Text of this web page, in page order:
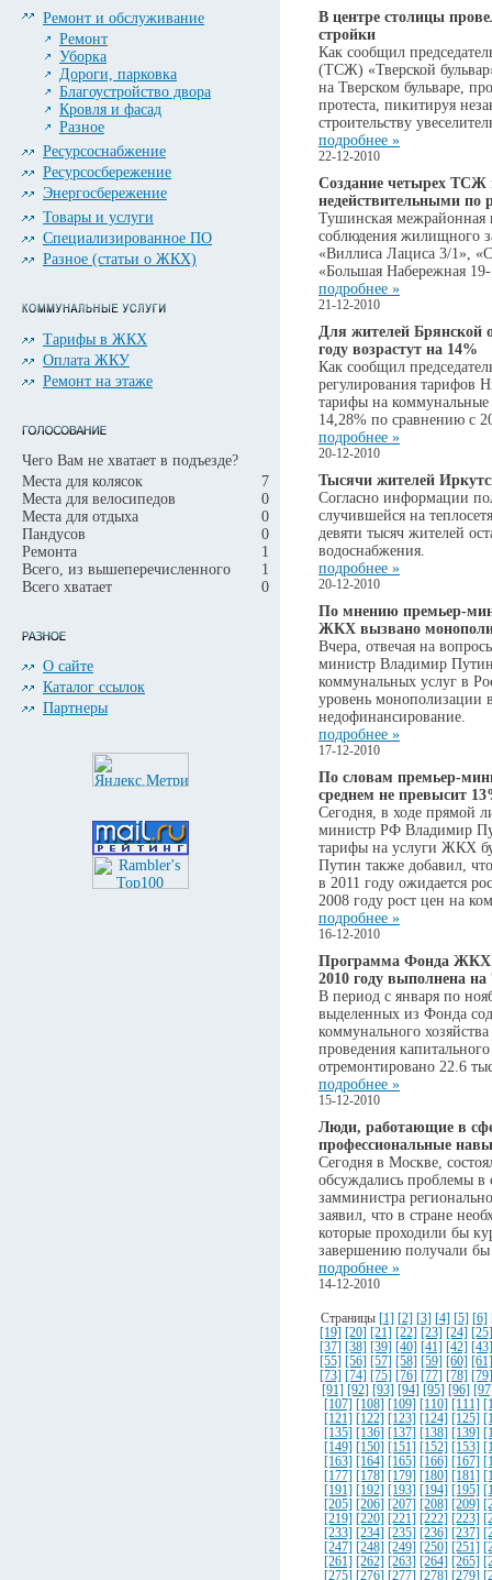
Ремонт и обслуживание
Ремонт
Уборка
Дороги, парковка
Благоустройство двора
Кровля и фасад
Разное
Ресурсоснабжение
Ресурсосбережение
Энергосбережение
Товары и услуги
Специализированное ПО
Разное (статьи о ЖКХ)
Тарифы в ЖКХ
Оплата ЖКУ
Ремонт на этаже
Чего Вам не хватает в подъезде?
Места для колясок
7
Места для велосипедов
0
Места для отдыха
0
Пандусов
0
Ремонта
1
Всего, из вышеперечисленного
1
Всего хватает
0
О сайте
Каталог ссылок
Партнеры
В центре столицы
стройки
Как сообщил
(ТСЖ) «Тверской
на Тверском бульваре,
протеста, пикитируя
строительству
подробнее »
22-12-2010
Создание четырех ТСЖ
недействительными по
Тушинская межрайонная
соблюдения жилищного
«Виллиса Лациса 3/1»,
«Большая Набережная
подробнее »
21-12-2010
Для жителей
году возрастут на 14%
Как сообщил
регулирования тарифов
тарифы на коммунальные
14,28% по сравнению с
подробнее »
20-12-2010
Тысячи жителей
Согласно информации
случившейся на
девяти тысяч жителей
водоснабжения.
подробнее »
20-12-2010
По мнению премьер-
ЖКХ вызвано
Вчера, отвечая на
министр Владимир
коммунальных услуг в
уровень монополизации
недофинансирование.
подробнее »
17-12-2010
По словам премьер-
среднем не превысит
Сегодня, в ходе прямой
министр РФ Владимир
тарифы на услуги ЖКХ
Путин также добавил,
в 2011 году ожидается
2008 году рост цен на
подробнее »
16-12-2010
Программа Фонда ЖКХ
2010 году выполнена на
В период с января по
выделенных из Фонда
коммунального
проведения
отремонтировано 22.6
подробнее »
15-12-2010
Люди, работающие в
профессиональные
Сегодня в Москве,
обсуждались проблемы
замминистра
заявил, что в стране
которые проходили бы
завершению получали бы
подробнее »
14-12-2010
Страницы [1] [2] [3] [4] [5] [6]
[19]
[20] [21] [22] [23] [24]
[25]
[37]
[38] [39] [40] [41] [42]
[43]
[55]
[56] [57] [58] [59] [60]
[61]
[73]
[74] [75] [76] [77] [78]
[79]
[91]
[92] [93] [94] [95] [96]
[107]
[108] [109] [110] [111]
[121]
[122] [123] [124] [125]
[135]
[136] [137] [138] [139]
[149]
[150] [151] [152] [153]
[163]
[164] [165] [166] [167]
[177]
[178] [179] [180] [181]
[191]
[192] [193] [194] [195]
[205]
[206] [207] [208] [209]
[219]
[220] [221] [222] [223]
[233]
[234] [235] [236] [237]
[247]
[248] [249] [250] [251]
[261]
[262] [263] [264] [265]
[275]
[276] [277] [278] [279]